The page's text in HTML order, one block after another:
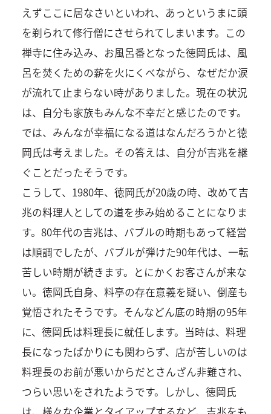
えずここに居なさいといわれ、あっというまに頭
を剃られて修行僧にさせられてしまいます。この
禅寺に住み込み、お風呂番となった徳岡氏は、風
呂を焚くための薪を火にくべながら、なぜだか涙
が流れて止まらない時がありました。現在の状況
は、自分も家族もみんな不幸だと感じたのです。
では、みんなが幸福になる道はなんだろうかと徳
岡氏は考えました。その答えは、自分が吉兆を継
ぐことだったそうです。
こうして、1980年、徳岡氏が20歳の時、改めて吉
兆の料理人としての道を歩み始めることになりま
す。80年代の吉兆は、バブルの時期もあって経営
は順調でしたが、バブルが弾けた90年代は、一転
苦しい時期が続きます。とにかくお客さんが来な
い。徳岡氏自身、料亭の存在意義を疑い、倒産も
覚悟されたそうです。そんなどん底の時期の95年
に、徳岡氏は料理長に就任します。当時は、料理
長になったばかりにも関わらず、店が苦しいのは
料理長のお前が悪いからだとさんざん非難され、
つらい思いをされたようです。しかし、徳岡氏